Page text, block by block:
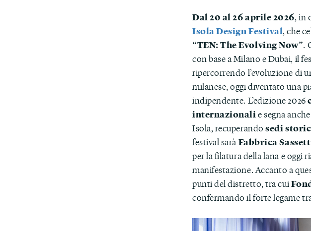
Dal 20 al 26 aprile 2026, in
Isola Design Festival, che
“TEN: The Evolving Now”.
con base a Milano e Dubai, il
ripercorrendo l’evoluzione di
milanese, oggi diventato una
indipendente. L’edizione 2026
internazionalie segna
Isola, recuperandosedi
festival saràFabbrica
per la filatura della lana e oggi
manifestazione. Accanto a
punti del distretto, tra cui
confermando il forte legame